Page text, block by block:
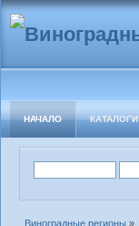
НАЧАЛО КАТАЛОГИ
Виноградные регионы »